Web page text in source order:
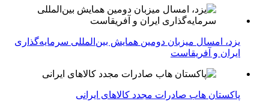
یزد، امسال میزبان دومین همایش بین‌المللی سرمایه‌گذاری
ایران و آفریقاست
پاکستان هاب صادرات مجدد کالاهای ایرانی